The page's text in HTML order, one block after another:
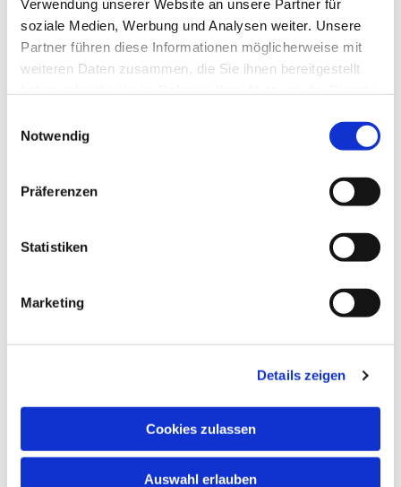
Verwendung unserer Website an unsere Partner für
soziale Medien, Werbung und Analysen weiter. Unsere
Partner führen diese Informationen möglicherweise mit
weiteren Daten zusammen, die Sie ihnen bereitgestellt
Notwendig
Präferenzen
Statistiken
Marketing
Details zeigen
Cookies zulassen
Auswahl erlauben
interessieren